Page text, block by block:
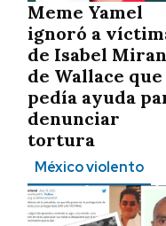
Meme Yamel
ignoró a
de Isabel
de Wallace que
pedía ayuda
denunciar
tortura
México violento